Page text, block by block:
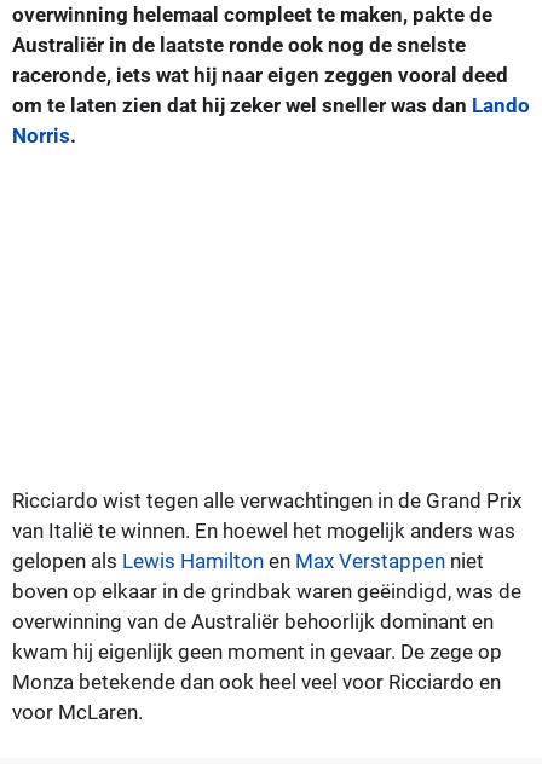
overwinning helemaal compleet te maken, pakte de
Australiër in de laatste ronde ook nog de snelste
raceronde, iets wat hij naar eigen zeggen vooral deed
om te laten zien dat hij zeker wel sneller was dan Lando
Norris.
Ricciardo wist tegen alle verwachtingen in de Grand Prix
van Italië te winnen. En hoewel het mogelijk anders was
gelopen als Lewis Hamilton en Max Verstappen niet
boven op elkaar in de grindbak waren geëindigd, was de
overwinning van de Australiër behoorlijk dominant en
kwam hij eigenlijk geen moment in gevaar. De zege op
Monza betekende dan ook heel veel voor Ricciardo en
voor McLaren.